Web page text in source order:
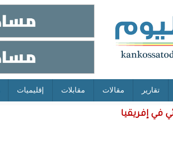
تقارير مقالات مقابلات إقليميات
في إفريقيا